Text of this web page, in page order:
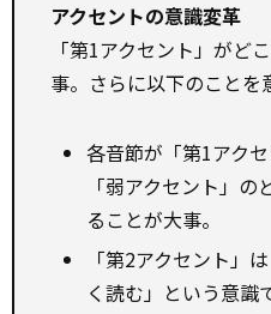
アクセントの意識変革
「第1アクセント」がど
事。さらに以下のことを
各音節が「第1アク
「弱アクセント」
ることが大事。
「第2アクセント」
く読む」という意識